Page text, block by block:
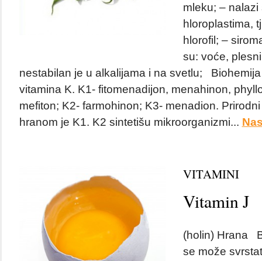
mleku; –
hloroplastima,
hlorofil; –
su: voće,
nestabilan je u alkalijama i na svetlu;
vitamina K. K1- fitomenadijon, menahinon,
mefiton; K2- farmohinon; K3- menadion.
hranom je K1. K2 sintetišu mikroorganizmi...
VITAMINI
Vitamin J
(holin) Hrana
se može